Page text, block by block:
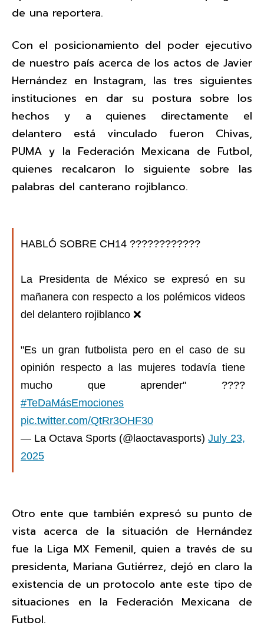
de una reportera.
Con el posicionamiento del poder ejecutivo
de nuestro país acerca de los actos de Javier
Hernández en Instagram, las tres siguientes
instituciones en dar su postura sobre los
hechos y a quienes directamente el
delantero está vinculado fueron Chivas,
PUMA y la Federación Mexicana de Futbol,
quienes recalcaron lo siguiente sobre las
palabras del canterano rojiblanco.
HABLÓ SOBRE CH14 ????????????
La Presidenta de México se expresó en su
mañanera con respecto a los polémicos videos
del delantero rojiblanco ❌
"Es un gran futbolista pero en el caso de su
opinión respecto a las mujeres todavía tiene
mucho que aprender" ????️
#TeDaMásEmociones
pic.twitter.com/QtRr3OHF30
— La Octava Sports (@laoctavasports)July 23,
2025
Otro ente que también expresó su punto de
vista acerca de la situación de Hernández
fue la Liga MX Femenil, quien a través de su
presidenta, Mariana Gutiérrez, dejó en claro la
existencia de un protocolo ante este tipo de
situaciones en la Federación Mexicana de
Futbol.